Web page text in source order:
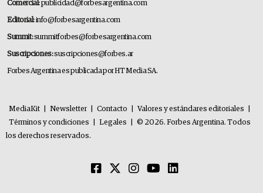
Comercial:publicidad@forbesargentina.com
Editorial:info@forbesargentina.com
Summit:summitforbes@forbesargentina.com
Suscripciones:suscripciones@forbes.ar
Forbes Argentina es publicada por HT Media SA.
MediaKit Newsletter Contacto Valores y estándares editoriales
Términos y condiciones
Legales
© 2026. Forbes Argentina. Todos
los derechos reservados.